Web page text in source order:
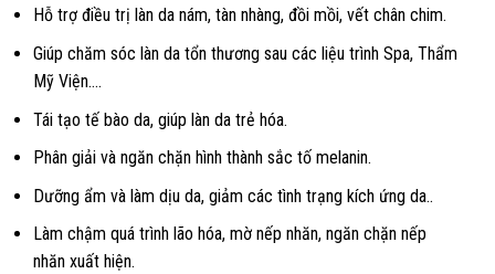
Hỗ trợ điều trị làn da nám, tàn nhàng, đồi mồi, vết chân chim.
Giúp chăm sóc làn da tổn thương sau các liệu trình Spa, Thẩm
Mỹ Viện….
Tái tạo tế bào da, giúp làn da trẻ hóa.
Phân giải và ngăn chặn hình thành sắc tố melanin.
Dưỡng ẩm và làm dịu da, giảm các tình trạng kích ứng da..
Làm chậm quá trình lão hóa, mờ nếp nhăn, ngăn chặn nếp
nhăn xuất hiện.